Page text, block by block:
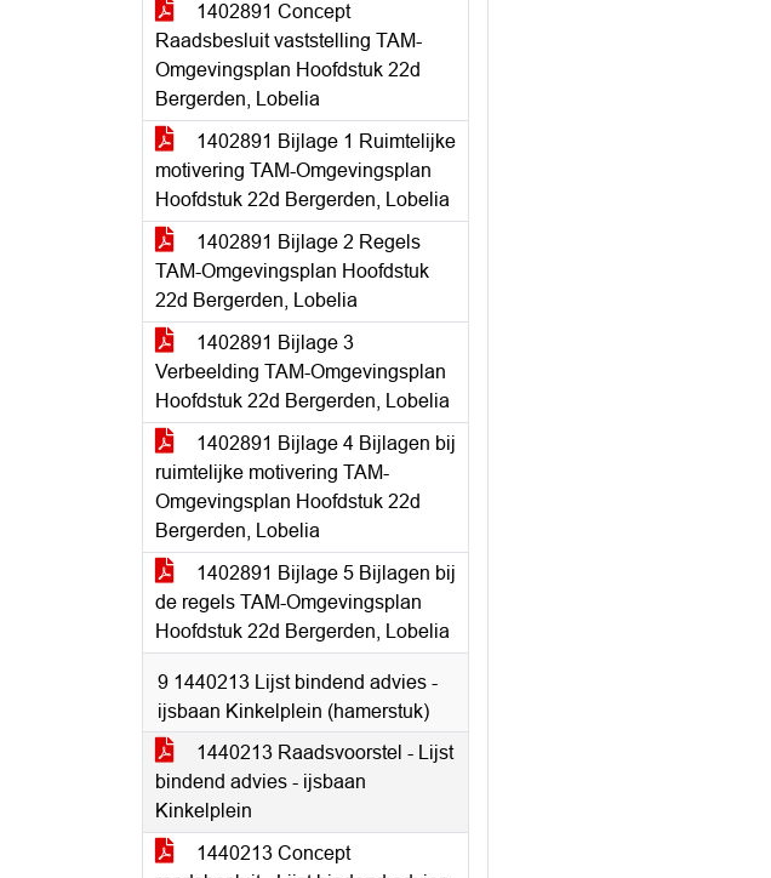
1402891 Concept
Raadsbesluit vaststelling TAM-
Omgevingsplan Hoofdstuk 22d
Bergerden, Lobelia
1402891 Bijlage 1 Ruimtelijke
motivering TAM-Omgevingsplan
Hoofdstuk 22d Bergerden, Lobelia
1402891 Bijlage 2 Regels
TAM-Omgevingsplan Hoofdstuk
22d Bergerden, Lobelia
1402891 Bijlage 3
Verbeelding TAM-Omgevingsplan
Hoofdstuk 22d Bergerden, Lobelia
1402891 Bijlage 4 Bijlagen bij
ruimtelijke motivering TAM-
Omgevingsplan Hoofdstuk 22d
Bergerden, Lobelia
1402891 Bijlage 5 Bijlagen bij
de regels TAM-Omgevingsplan
Hoofdstuk 22d Bergerden, Lobelia
9 1440213 Lijst bindend advies -
ijsbaan Kinkelplein (hamerstuk)
1440213 Raadsvoorstel - Lijst
bindend advies - ijsbaan
Kinkelplein
1440213 Concept